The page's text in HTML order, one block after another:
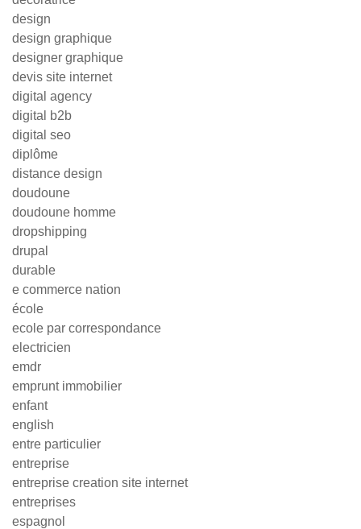
design
design graphique
designer graphique
devis site internet
digital agency
digital b2b
digital seo
diplôme
distance design
doudoune
doudoune homme
dropshipping
drupal
durable
e commerce nation
école
ecole par correspondance
electricien
emdr
emprunt immobilier
enfant
english
entre particulier
entreprise
entreprise creation site internet
entreprises
espagnol